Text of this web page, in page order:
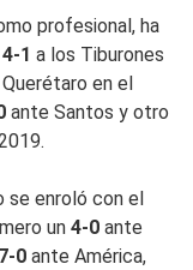
profesional, ha
4-1 a los Tiburones
en el
ante Santos y otro
se enroló con el
un 4-0 ante
7-0 ante América,